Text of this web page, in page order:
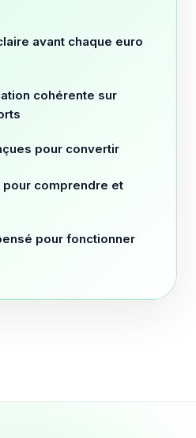
avant chaque euro
cohérente sur
pour convertir
pour comprendre et
pour fonctionner